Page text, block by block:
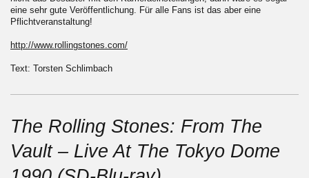
eine sehr gute Veröffentlichung. Für alle Fans ist das aber eine
Pflichtveranstaltung!
http://www.rollingstones.com/
Text: Torsten Schlimbach
The Rolling Stones: From The
Vault – Live At The Tokyo Dome